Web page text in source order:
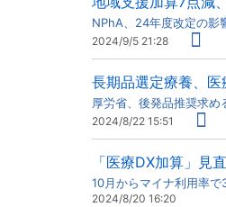
NPhA、24年度改定の影
2024/9/5 21:28
長期品選定療養、
厚労省、後発品推奨求め
2024/8/22 15:51
「医療DX加算」見
10月からマイナ利用率で
2024/8/20 16:20